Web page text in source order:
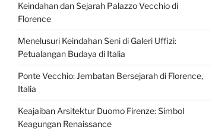
Keindahan dan Sejarah Palazzo Vecchio di
Florence
Menelusuri Keindahan Seni di Galeri Uffizi:
Petualangan Budaya di Italia
Ponte Vecchio: Jembatan Bersejarah di Florence,
Italia
Keajaiban Arsitektur Duomo Firenze: Simbol
Keagungan Renaissance